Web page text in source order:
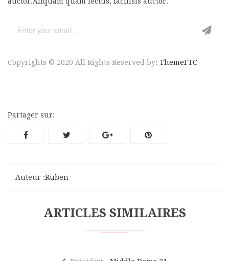
Copyrights © 2020 All Rights Reserved by: ThemeFTC
Partager sur:
Auteur :Ruben
ARTICLES SIMILAIRES